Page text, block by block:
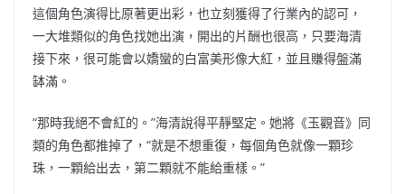
這個角色演得比原著更出彩，也立刻獲得了行業內的認可，
一大堆類似的角色找她出演，開出的片酬也很高，只要海清
接下來，很可能會以嬌蠻的白富美形像大紅，並且賺得盤滿
缽滿。
“那時我絕不會紅的。”海清說得平靜堅定。她將《玉觀音》同
類的角色都推掉了，“就是不想重復，每個角色就像一顆珍
珠，一顆給出去，第二顆就不能給重樣。”